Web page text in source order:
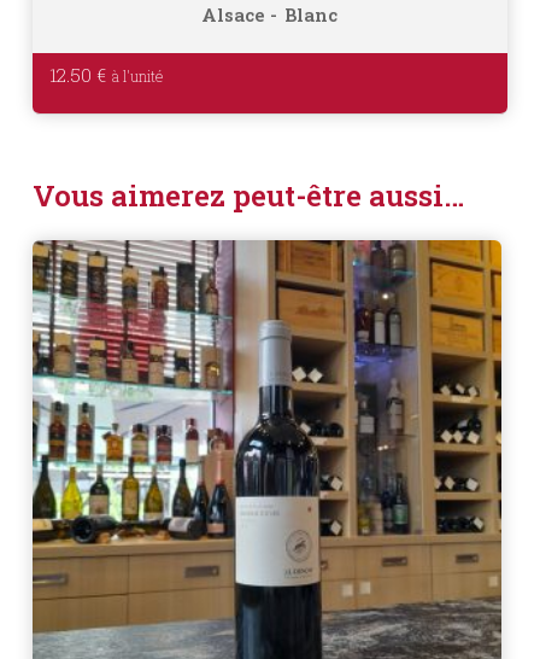
Alsace Blanc
12.50 €
Vous aimerez peut-être aussi…